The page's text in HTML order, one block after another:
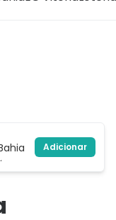
Adicionar